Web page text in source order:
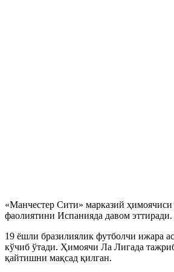
«Манчестер Сити» марказий
фаолиятини Испанияда давом эттиради.
19 ёшли бразилиялик футболчи ижара
кўчиб ўтади. Ҳимоячи Ла Лигада
қайтишни мақсад қилган.